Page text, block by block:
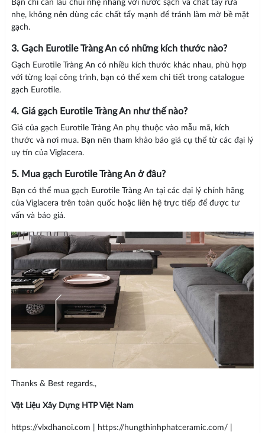
Bạn chỉ cần lau chùi nhẹ nhàng với nước sạch và chất tẩy rửa
nhẹ, không nên dùng các chất tẩy mạnh để tránh làm mờ bề mặt
gạch.
3. Gạch Eurotile Tràng An có những kích thước nào?
Gạch Eurotile Tràng An có nhiều kích thước khác nhau, phù hợp
với từng loại công trình, bạn có thể xem chi tiết trong catalogue
gạch Eurotile.
4. Giá gạch Eurotile Tràng An như thế nào?
Giá của gạch Eurotile Tràng An phụ thuộc vào mẫu mã, kích
thước và nơi mua. Bạn nên tham khảo báo giá cụ thể từ các đại lý
uy tín của Viglacera.
5. Mua gạch Eurotile Tràng An ở đâu?
Bạn có thể mua gạch Eurotile Tràng An tại các đại lý chính hãng
của Viglacera trên toàn quốc hoặc liên hệ trực tiếp để được tư
vấn và báo giá.
Thanks & Best regards.,
Vật Liệu Xây Dựng HTP Việt Nam
https://vlxdhanoi.com | https://hungthinhphatceramic.com/ |